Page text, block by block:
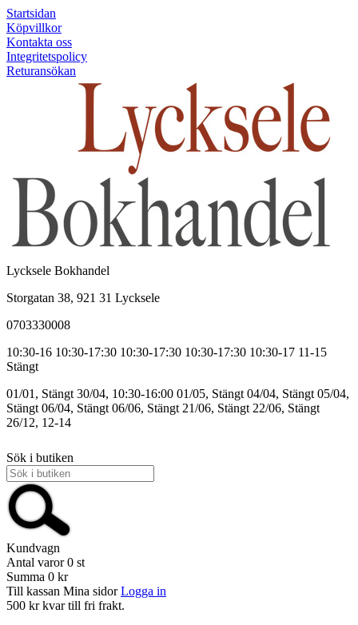
Startsidan
Köpvillkor
Kontakta oss
Integritetspolicy
Returansökan
Lycksele Bokhandel
Storgatan 38, 921 31 Lycksele
0703330008
10:30-16 10:30-17:30 10:30-17:30 10:30-17:30 10:30-17 11-15
Stängt
01/01, Stängt 30/04, 10:30-16:00 01/05, Stängt 04/04, Stängt 05/04,
Stängt 06/04, Stängt 06/06, Stängt 21/06, Stängt 22/06, Stängt
26/12, 12-14
Sök i butiken
Kundvagn
Antal varor 0 st
Summa 0 kr
Till kassan Mina sidor Logga in
500 kr kvar till fri frakt.